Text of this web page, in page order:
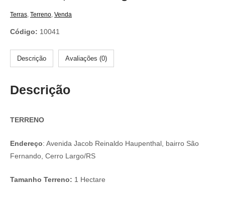
Terras Terreno Venda
Código: 10041
Descrição Avaliações (0)
Descrição
TERRENO
Endereço: Avenida Jacob Reinaldo Haupenthal, bairro São
Fernando, Cerro Largo/RS
Tamanho Terreno: 1 Hectare